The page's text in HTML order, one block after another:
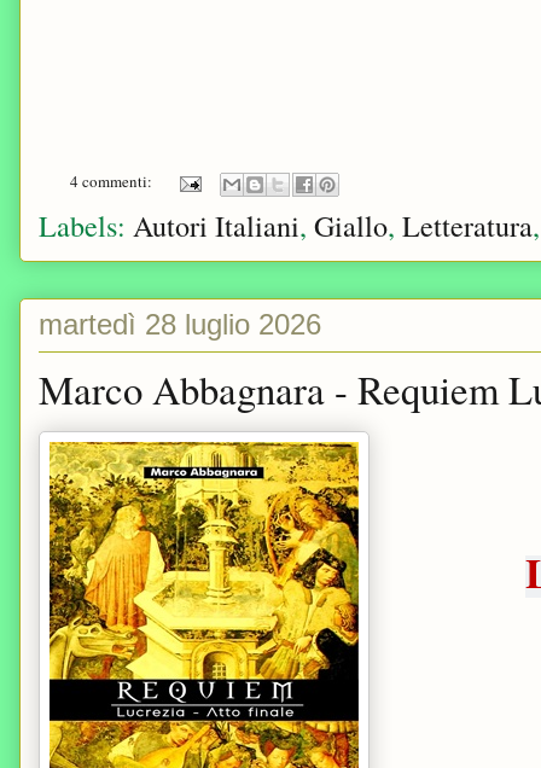
4 commenti:
Labels: Autori Italiani, Giallo, Letteratura
martedì 28 luglio 2026
Marco Abbagnara - Requiem